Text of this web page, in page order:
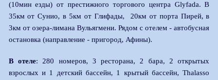
(10мин езды) от престижного торгового центра Glyfada. В
35км от Сунио, в 5км от Глифады, 20км от порта Пирей, в
3км от озера-лимана Вульягмени. Рядом с отелем - автобусная
остановка (направление - пригород, Афины).
В отеле: 280 номеров, 3 ресторана, 2 бара, 2 открытых
взрослых и 1 детский бассейн, 1 крытый бассейн, Thalasso